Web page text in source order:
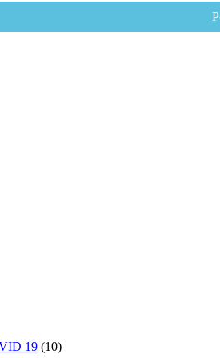
19 (10)